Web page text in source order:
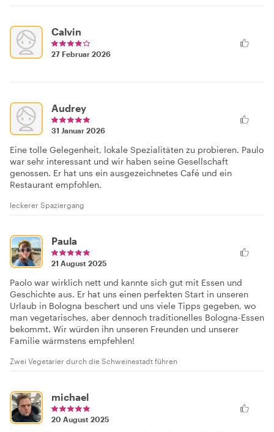
Calvin
27 Februar 2026
Audrey
31 Januar 2026
Eine tolle Gelegenheit, lokale Spezialitäten zu probieren. Paulo
war sehr interessant und wir haben seine Gesellschaft
genossen. Er hat uns ein ausgezeichnetes Café und ein
Restaurant empfohlen.
leckerer Spaziergang
Paula
21 August 2025
Paolo war wirklich nett und kannte sich gut mit Essen und
Geschichte aus. Er hat uns einen perfekten Start in unseren
Urlaub in Bologna beschert und uns viele Tipps gegeben, wo
man vegetarisches, aber dennoch traditionelles Bologna-Essen
bekommt. Wir würden ihn unseren Freunden und unserer
Familie wärmstens empfehlen!
Zwei Vegetarier durch die Schweinestadt führen
michael
20 August 2025